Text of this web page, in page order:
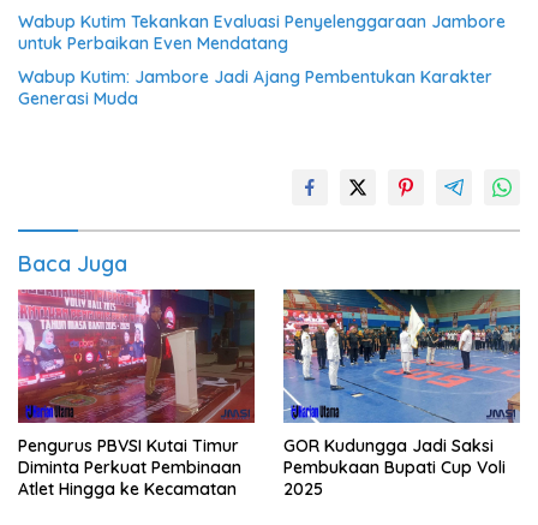
Wabup Kutim Tekankan Evaluasi Penyelenggaraan Jambore
untuk Perbaikan Even Mendatang
Wabup Kutim: Jambore Jadi Ajang Pembentukan Karakter
Generasi Muda
Baca Juga
Pengurus PBVSI Kutai Timur
Diminta Perkuat Pembinaan
Atlet Hingga ke Kecamatan
GOR Kudungga Jadi Saksi
Pembukaan Bupati Cup Voli
2025